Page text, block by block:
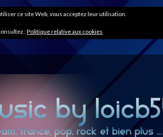
ce site Web, vous acceptez leur utilisation.
:Politique relative aux cookies